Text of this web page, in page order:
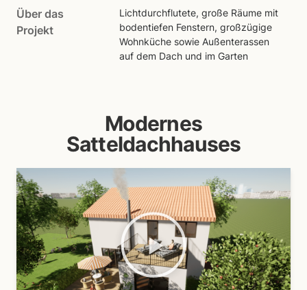
Über das
Projekt
Lichtdurchflutete, große Räume mit
bodentiefen Fenstern, großzügige
Wohnküche sowie Außenterassen
auf dem Dach und im Garten
Modernes
Satteldachhauses